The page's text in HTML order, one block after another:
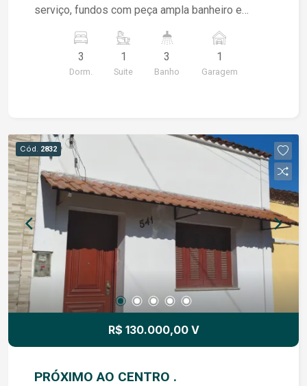
serviço, fundos com peça ampla banheiro e
3
Dorm.
1
Suite
3
Banho
1
Garagem
Cód. 2832
R$ 130.000,00 V
PRÓXIMO AO CENTRO .